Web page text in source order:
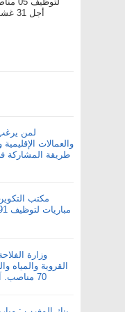
أجل 31 غشت 2026
لمن
والعمالات
طريقة المشاركة
مكتب
وزارة
القروية والمياه
70 مناصب. آخر أجل 19 غشت 2026